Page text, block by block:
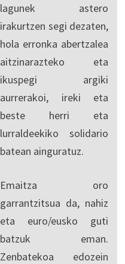
lagunek astero
irakurtzen segi dezaten,
hola erronka abertzalea
aitzinarazteko eta
ikuspegi argiki
aurrerakoi, ireki eta
beste herri eta
lurraldeekiko solidario
batean ainguratuz.
Emaitza oro
garrantzitsua da, nahiz
eta euro/eusko guti
batzuk eman.
Zenbatekoa edozein